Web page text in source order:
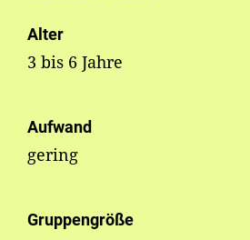
Alter
3 bis 6 Jahre
Aufwand
gering
Gruppengröße